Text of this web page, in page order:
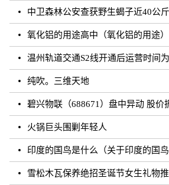
中卫森林公安查获野生蝎子近40公斤
氧化铝的用途高中（氧化铝的用途）
温州轨道交通S2线开通后运营时间
纯吹。三维天地
碧兴物联（688671）盘中异动 股价振幅达10.28% 跌
火锅巨头围剿年轻人
印度的国鸟是什么（关于印度的国鸟是什么
雪松木瓦保养绝招圣诞节女生礼物